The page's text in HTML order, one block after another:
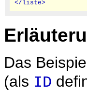
Das
(als ID